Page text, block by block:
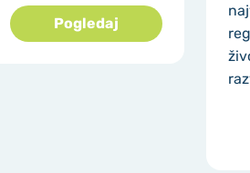
Pogledaj